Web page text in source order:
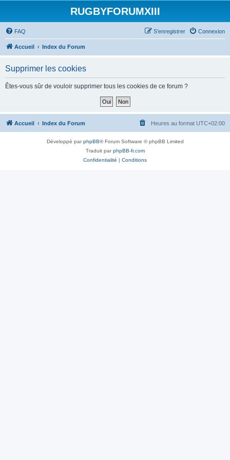
RUGBYFORUMXIII
FAQ Connexion
S’enregistrer
Accueil Index du Forum
Supprimer les cookies
Êtes-vous sûr de vouloir supprimer tous les cookies de ce forum ?
Accueil Index du Forum Heures au format UTC+02:00
Développé parphpBB® Forum Software © phpBB Limited
Traduit parphpBB-fr.com
Confidentialité | Conditions